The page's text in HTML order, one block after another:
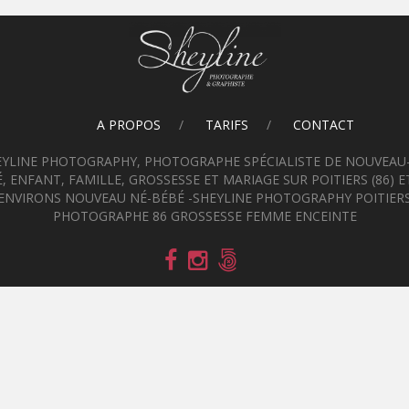
A PROPOS TARIFS CONTACT
PHOTOGRAPHY, PHOTOGRAPHE SPÉCIALISTE DE
ENFANT, FAMILLE, GROSSESSE ET MARIAGE SUR POITIERS (86)
ENVIRONS NOUVEAU NÉ-BÉBÉ -SHEYLINE PHOTOGRAPHY
PHOTOGRAPHE 86 GROSSESSE FEMME ENCEINTE